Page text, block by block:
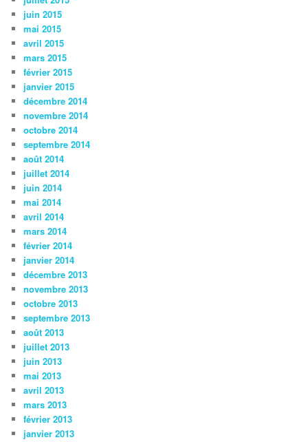
juin 2015
mai 2015
avril 2015
mars 2015
février 2015
janvier 2015
décembre 2014
novembre 2014
octobre 2014
septembre 2014
août 2014
juillet 2014
juin 2014
mai 2014
avril 2014
mars 2014
février 2014
janvier 2014
décembre 2013
novembre 2013
octobre 2013
septembre 2013
août 2013
juillet 2013
juin 2013
mai 2013
avril 2013
mars 2013
février 2013
janvier 2013